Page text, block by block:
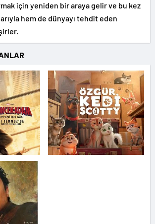
için yeniden bir araya gelir ve bu kez
hem de dünyayı tehdit eden